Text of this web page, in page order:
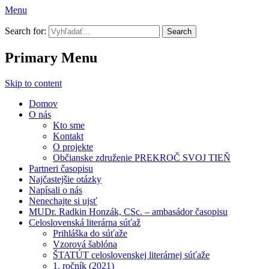
Menu
Prekroč svoj tieň
Search for:
Primary Menu
Skip to content
Domov
O nás
Kto sme
Kontakt
O projekte
Občianske združenie PREKROČ SVOJ TIEŇ
Partneri časopisu
Najčastejšie otázky
Napísali o nás
Nenechajte si ujsť
MUDr. Radkin Honzák, CSc. – ambasádor časopisu
Celoslovenská literárna súťaž
Prihláška do súťaže
Vzorová šablóna
ŠTATÚT celoslovenskej literárnej súťaže
1. ročník (2021)